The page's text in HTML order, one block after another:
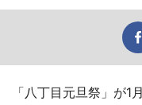
「八丁目元旦祭」が1